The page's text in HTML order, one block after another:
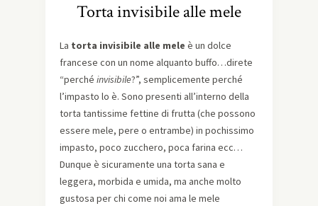
Torta invisibile alle mele
La torta invisibile alle mele è un dolce
francese con un nome alquanto buffo…direte
“perché invisibile?”, semplicemente perché
l’impasto lo è. Sono presenti all’interno della
torta tantissime fettine di frutta (che possono
essere mele, pere o entrambe) in pochissimo
impasto, poco zucchero, poca farina ecc…
Dunque è sicuramente una torta sana e
leggera, morbida e umida, ma anche molto
gustosa per chi come noi ama le mele